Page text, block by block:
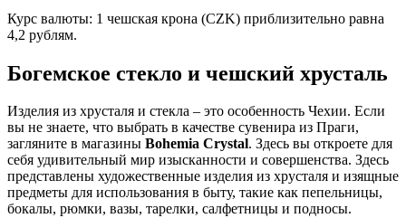
Курс валюты: 1 чешская крона (CZK) приблизительно равна
4,2 рублям.
Богемское стекло и чешский хрусталь
Изделия из хрусталя и стекла – это особенность Чехии. Если
вы не знаете, что выбрать в качестве сувенира из Праги,
загляните в магазины Bohemia Crystal. Здесь вы откроете для
себя удивительный мир изысканности и совершенства. Здесь
представлены художественные изделия из хрусталя и изящные
предметы для использования в быту, такие как пепельницы,
бокалы, рюмки, вазы, тарелки, салфетницы и подносы.